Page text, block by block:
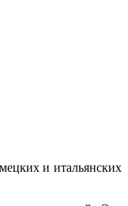
и итальянских